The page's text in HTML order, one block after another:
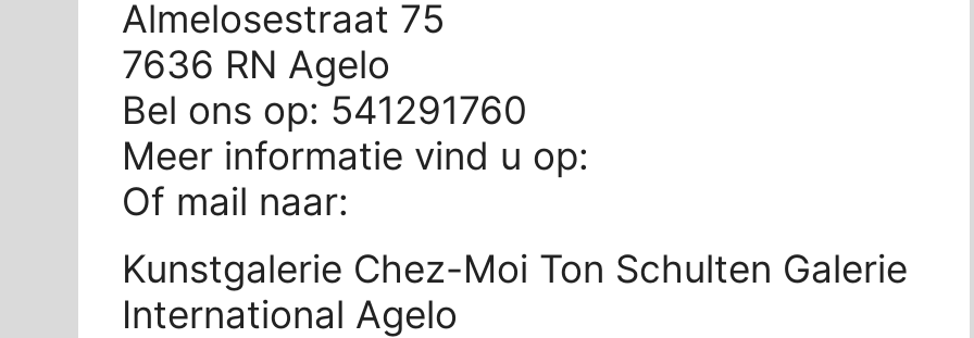
Almelosestraat 75
7636 RN Agelo
Bel ons op: 541291760
Meer informatie vind u op:
Of mail naar:
Kunstgalerie Chez-Moi Ton Schulten Galerie
International Agelo